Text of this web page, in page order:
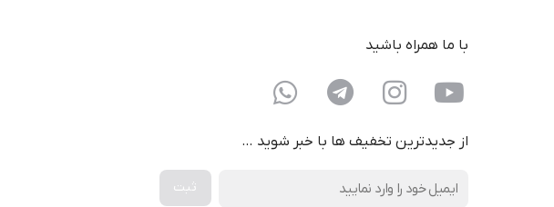
با ما همراه باشید
از جدیدترین تخفیف ها با خبر شوید …